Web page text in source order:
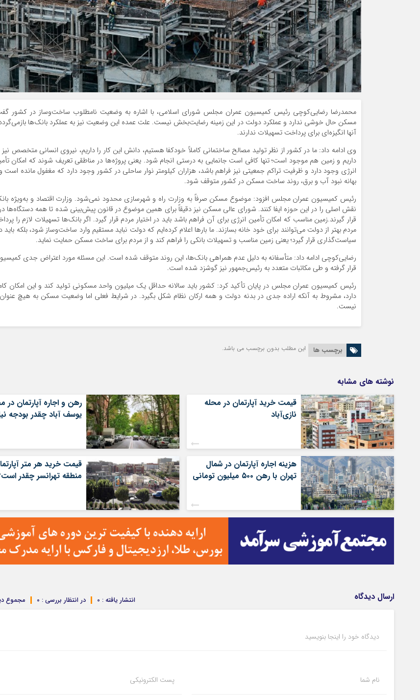
محمدرضا رضایی‌کوچی رئیس کمیسیون عمران مجلس شورای اسلامی، با اشاره به وضعیت نامطلوب ساخت‌وساز در کشور
مسکن حال خوشی ندارد و عملکرد دولت در این زمینه رضایت‌بخش نیست. علت عمده این وضعیت نیز به عملکرد بانک‌ها
آنها انگیزه‌ای برای پرداخت تسهیلات ندارند.
وی ادامه داد: ما در کشور از نظر تولید مصالح ساختمانی کاملاً خودکفا هستیم، دانش این کار را داریم، نیروی انسانی متخصص نیز
داریم و زمین هم موجود است؛ تنها کافی است جانمایی به درستی انجام شود. یعنی پروژه‌ها در مناطقی تعریف شوند که امکان
انرژی وجود دارد و ظرفیت تراکم جمعیتی نیز فراهم باشد، هزاران کیلومتر نوار ساحلی در کشور وجود دارد که مغفول مانده است و
بهانه نبود آب و برق، روند ساخت مسکن در کشور متوقف شود.
رئیس کمیسیون عمران مجلس افزود: موضوع مسکن صرفاً به وزارت راه و شهرسازی محدود نمی‌شود. وزارت اقتصاد و به‌ویژه
نقش اصلی را در این حوزه ایفا کنند. شورای عالی مسکن نیز دقیقاً برای همین موضوع در قانون پیش‌بینی شده تا همه دستگاه‌ها
قرار گیرند.زمین مناسب که امکان تأمین انرژی برای آن فراهم باشد باید در اختیار مردم قرار گیرد. اگر بانک‌ها تسهیلات لازم را
مردم بهتر از دولت می‌توانند برای خود خانه بسازند. ما بارها اعلام کرده‌ایم که دولت نباید مستقیم وارد ساخت‌وساز شود، بلکه باید
سیاست‌گذاری قرار گیرد؛ یعنی زمین مناسب و تسهیلات بانکی را فراهم کند و از مردم برای ساخت مسکن حمایت نماید.
رضایی‌کوچی ادامه داد: متأسفانه به دلیل عدم همراهی بانک‌ها، این روند متوقف شده است. این مسئله مورد اعتراض جدی
قرار گرفته و طی مکاتبات متعدد به رئیس‌جمهور نیز گوشزد شده است.
رئیس کمیسیون عمران مجلس در پایان تأکید کرد: کشور باید سالانه حداقل یک میلیون واحد مسکونی تولید کند و این امکان
دارد، مشروط به آنکه اراده جدی در بدنه دولت و همه ارکان نظام شکل بگیرد. در شرایط فعلی اما وضعیت مسکن به هیچ
نیست.
برچسب ها این مطلب بدون برچسب می باشد.
نوشته های مشابه
قیمت خرید آپارتمان در محله
نازی‌آباد
رهن و اجاره آپارتمان در
یوسف آباد چقدر بودجه
هزینه اجاره آپارتمان در شمال
تهران با رهن ۵۰۰ میلیون تومانی
قیمت خرید هر متر
منطقه تهرانسر چقدر
ارسال دیدگاه مجموع در انتظار بررسی : 0 انتشار یافته : 0
دیدگاه خود را اینجا بنویسید
نام شما پست الکترونیکی